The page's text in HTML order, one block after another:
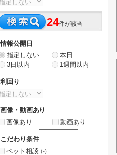
24件が該当
情報公開日
指定しない
本日
3日以内
1週間以内
利回り
画像・動画あり
画像あり
動画あり
こだわり条件
ペット相談 (-)